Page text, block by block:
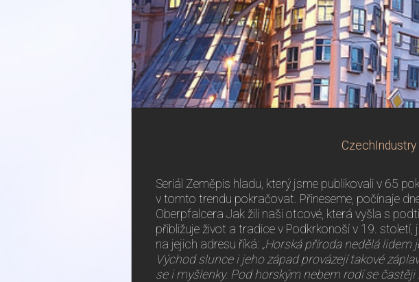
CzechIndustry
Seriál Zeměpis hladu, který jsme publikovali v 65
v tomto trendu pokračovat. Přineseme, počínaje
Oberpfalcera Jak žili naši otcové, která vyšla s
přibližuje život a tradice v Podkrkonoší v 19.
na jejich adresu říká: „Horská příroda nedělá
Východ slunce i jeho západ provázejí takové
se i myšlenky. Pod horským nebem rodí se